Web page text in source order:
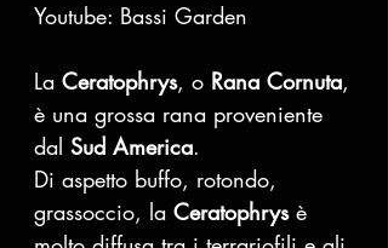
Youtube: Bassi Garden
La Ceratophrys, o Rana Cornuta,
è una grossa rana proveniente
dal Sud America.
Di aspetto buffo, rotondo,
grassoccio, la Ceratophrysè